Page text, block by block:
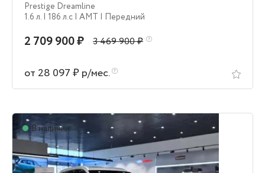
Prestige Dreamline
1.6 л. | 186 л.c | AMT | Передний
2 709 900 ₽ 3 469 900 ₽
от 28 097 ₽ р/мес.
В наличии